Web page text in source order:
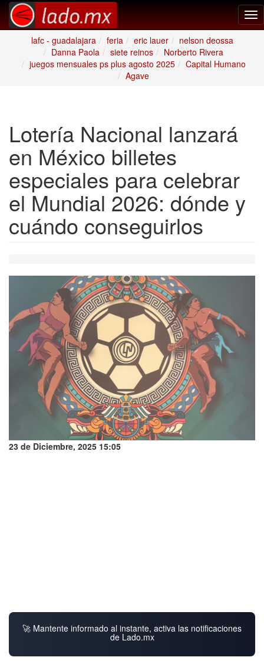
lafc - guadalajara
feria eric lauer
nelson deossa
Danna Paola
siete reinos
Norberto Rivera
juegos mensuales ps plus agosto 2025
Capital Humano
Agave
Lotería Nacional lanzará
en México billetes
especiales para celebrar
el Mundial 2026: dónde y
cuándo conseguirlos
23 de Diciembre, 2025 15:05
🚀 Mantente informado al instante, activa las notificaciones
de Lado.mx